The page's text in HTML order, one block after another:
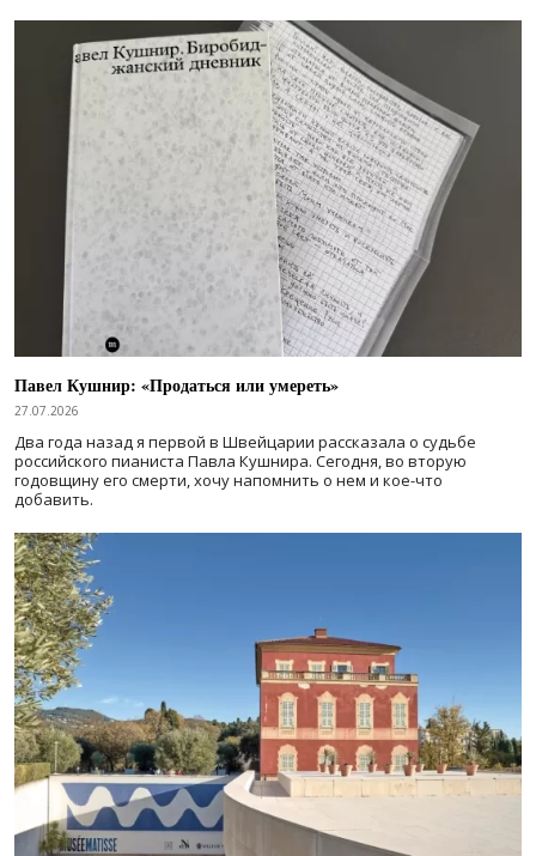
Павел Кушнир: «Продаться или умереть»
27.07.2026
Два года назад я первой в Швейцарии рассказала о судьбе
российского пианиста Павла Кушнира. Сегодня, во вторую
годовщину его смерти, хочу напомнить о нем и кое-что
добавить.